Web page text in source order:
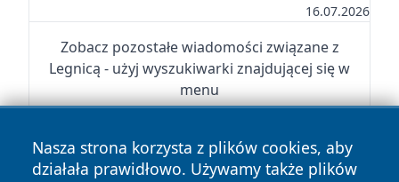
16.07.2026
Zobacz pozostałe wiadomości związane z
Legnicą - użyj wyszukiwarki znajdującej się w
menu
Nasza strona korzysta z plików cookies, aby
działała prawidłowo. Używamy także plików